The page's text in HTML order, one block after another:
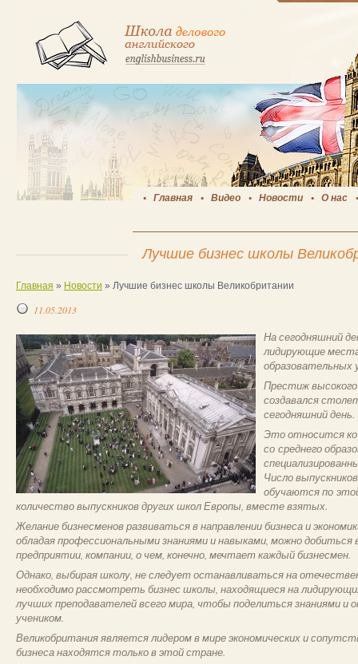
Главная Видео Новости О нас
Лучшие бизнес школы
Главная » Новости » Лучшие бизнес школы Великобритании
11.05.2013
На сегодняшний
лидирующие
образовательных
Престиж высокого
создавался
сегодняшний день.
Это относится ко
со среднего
Число
обучаются по
количество выпускников других школ Европы, вместе взятых.
Желание бизнесменов развиваться в направлении бизнеса и
обладая профессиональными знаниями и навыками, можно
предприятии, компании, о чем, конечно, мечтает каждый бизнесмен.
Однако, выбирая школу, не следует останавливаться на
необходимо рассмотреть бизнес школы, находящиеся на
лучших преподавателей всего мира, чтобы поделиться знаниями
учеником.
Великобритания является лидером в мире экономических и
бизнеса находятся только в этой стране.